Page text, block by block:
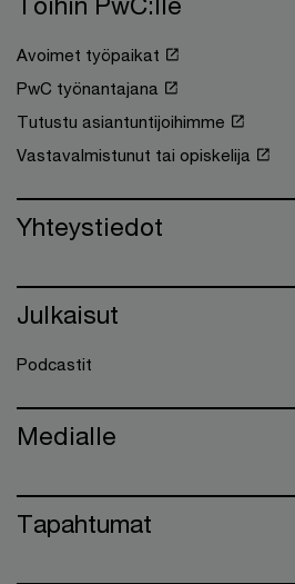
Avoimet työpaikat
PwC työnantajana
Tutustu asiantuntijoihimme
Vastavalmistunut tai opiskelija
Yhteystiedot
Julkaisut
Podcastit
Medialle
Tapahtumat